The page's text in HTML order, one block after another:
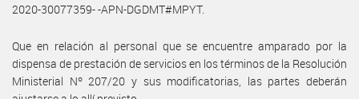
2020-30077359- -APN-DGDMT#MPYT.
Que en relación al personal que se encuentre amparado por la
dispensa de prestación de servicios en los términos de la Resolución
Ministerial Nº 207/20 y sus modificatorias, las partes deberán